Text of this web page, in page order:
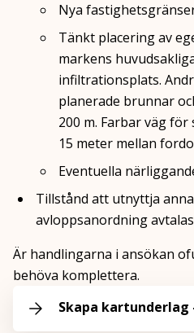
Nya
Tänkt placering av
markens
infiltrationsplats.
planerade brunnar
200 m. Farbar väg
15 meter mellan
Eventuella
Tillstånd att utnyttja
avloppsanordning
Är handlingarna i ansökan
behöva komplettera.
Skapa